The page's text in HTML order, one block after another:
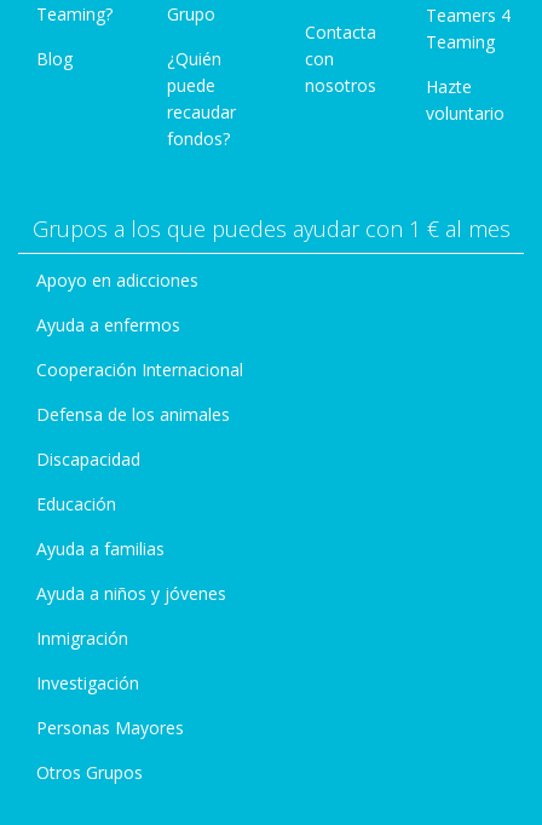
Teaming?
Blog
Grupo
¿Quién
puede
recaudar
fondos?
Contacta
con
nosotros
Teamers 4
Teaming
Hazte
voluntario
Grupos a los que puedes ayudar con 1 € al mes
Apoyo en adicciones
Ayuda a enfermos
Cooperación Internacional
Defensa de los animales
Discapacidad
Educación
Ayuda a familias
Ayuda a niños y jóvenes
Inmigración
Investigación
Personas Mayores
Otros Grupos